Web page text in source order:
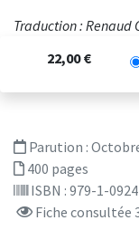
Traduction : Renaud
22,00 €
Parution :
400 pages
ISBN : 979-1-
Fiche consultée